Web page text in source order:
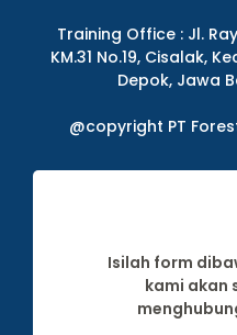
Training Office : Jl.
KM.31 No.19, Cisalak,
Depok, Jawa
@copyright PT
Isilah form
kami akan